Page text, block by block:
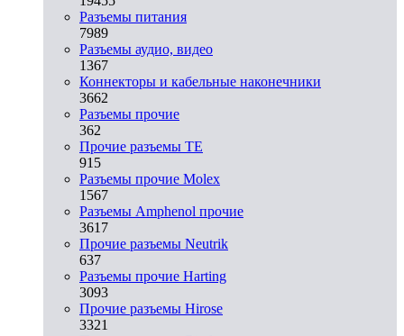
Разъeмы питания
7989
Разъeмы аудио, видео
1367
Коннекторы и кабельные наконечники
3662
Разъeмы прочие
362
Прочие разъемы TE
915
Разъемы прочие Molex
1567
Разъемы Amphenol прочие
3617
Прочие разъемы Neutrik
637
Разъемы прочие Harting
3093
Прочие разъемы Hirose
3321